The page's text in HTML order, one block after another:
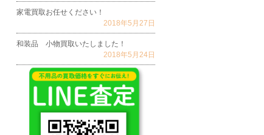
家電買取お任せください！
2018年5月27日
和装品 小物買取いたしました！
2018年5月24日